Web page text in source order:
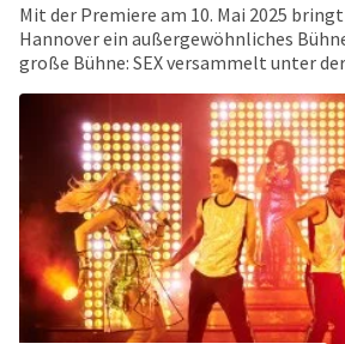
Mit der Premiere am 10. Mai 2025
Hannover ein außergewöhnliches
große Bühne: SEX versammelt unter